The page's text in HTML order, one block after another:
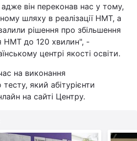
адже він переконав нас у тому,
шляху в реалізації НМТ, а
рішення про збільшення
НМТ до 120 хвилин", -
центрі якості освіти.
на виконання
який абітурієнти
на сайті Центру.